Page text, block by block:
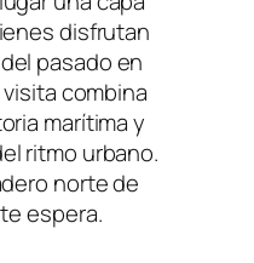
disfrutan
pasado en
combina
marítima y
ritmo urbano.
norte de
espera.